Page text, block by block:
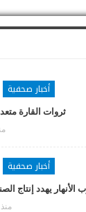
أخبار صحفية
ثروات القارة
أخبار صحفية
يهدد إنتاج
منذ